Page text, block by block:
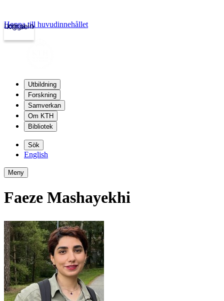
kth.se
Logga in
Hoppa till huvudinnehållet
Utbildning
Forskning
Samverkan
Om KTH
Bibliotek
Sök
English
Meny
Faeze Mashayekhi